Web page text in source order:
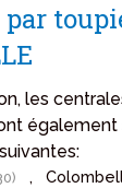
les
,